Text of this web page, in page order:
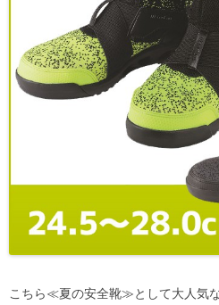
こちら≪夏の安全靴≫として大人気